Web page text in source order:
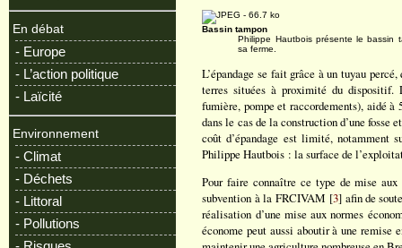
En débat
- Europe
- L’action politique
- Laïcité
Environnement
- Climat
- Déchets
- Littoral
- Pollutions
Bassin tampon
Philippe Hautbois présente le bassin
sa ferme.
L’épandage se fait grâce à un tuyau
terres situées à proximité du
fumière, pompe et raccordements), aidé à
dans le cas de la construction d’une
coût d’épandage est limité, notamment
Philippe Hautbois : la surface de
Pour faire connaître ce type de mise
subvention à la FRCIVAM [3] afin de
réalisation d’une mise aux normes
économe peut aussi aboutir à une remise